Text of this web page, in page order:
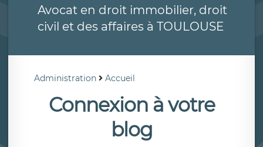
Avocat en droit immobilier, droit
civil et des affaires à TOULOUSE
Administration Accueil
Connexion à votre
blog